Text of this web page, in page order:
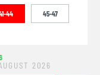
44 45-47
2026